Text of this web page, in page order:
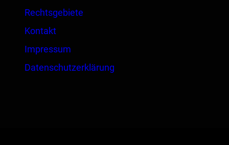
Rechtsgebiete
Kontakt
Impressum
Datenschutzerklärung